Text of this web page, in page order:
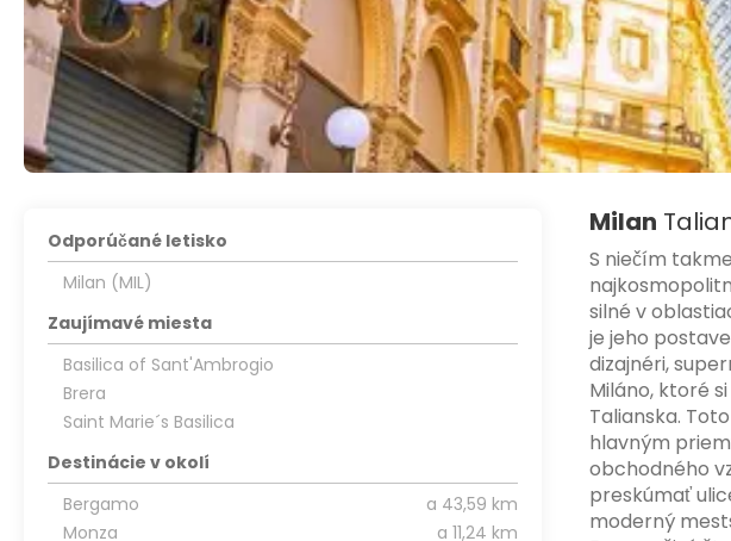
Milan
S niečím
silné v
je jeho
dizajnéri,
Miláno, ktoré
Talianska.
hlavným
obchodného
preskúmať
moderný
Odporúčané letisko
Milan (MIL)
Zaujímavé miesta
Basilica of Sant'Ambrogio
Brera
Saint Marie´s Basilica
Destinácie v okolí
Bergamo
a 43,59 km
Monza
a 11,24 km